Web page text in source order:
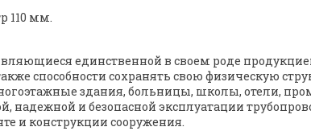
110 мм.
единственной в своем роде
способности сохранять свою физическую
здания, больницы, школы, отели,
надежной и безопасной эксплуатации
и конструкции сооружения.